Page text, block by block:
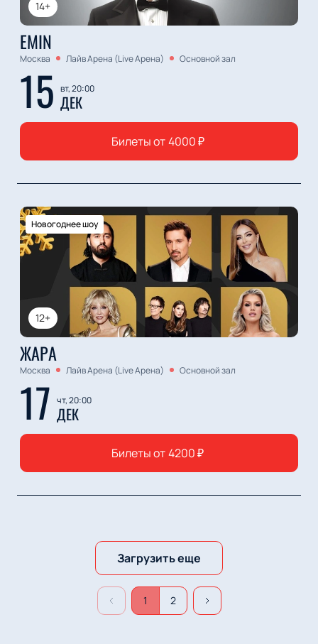
14+
EMIN
Москва Лайв Арена (Live Арена) Основной зал
15 вт, 20:00
ДЕК
Билеты от 4000₽
12+
Новогоднее шоу
ЖАРА
Москва Лайв Арена (Live Арена) Основной зал
17 чт, 20:00
ДЕК
Билеты от4200₽
Загрузить еще
1 2